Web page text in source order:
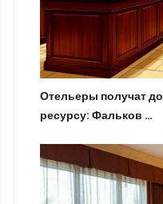
Отельеры получат
ресурсу: Фальков …